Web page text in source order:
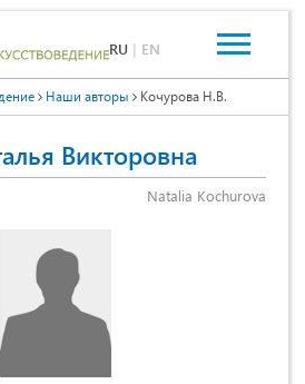
RU | EN
Наши авторы Кочурова Н.В.
Викторовна
Natalia Kochurova